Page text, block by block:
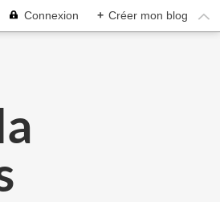
Connexion + Créer mon blog